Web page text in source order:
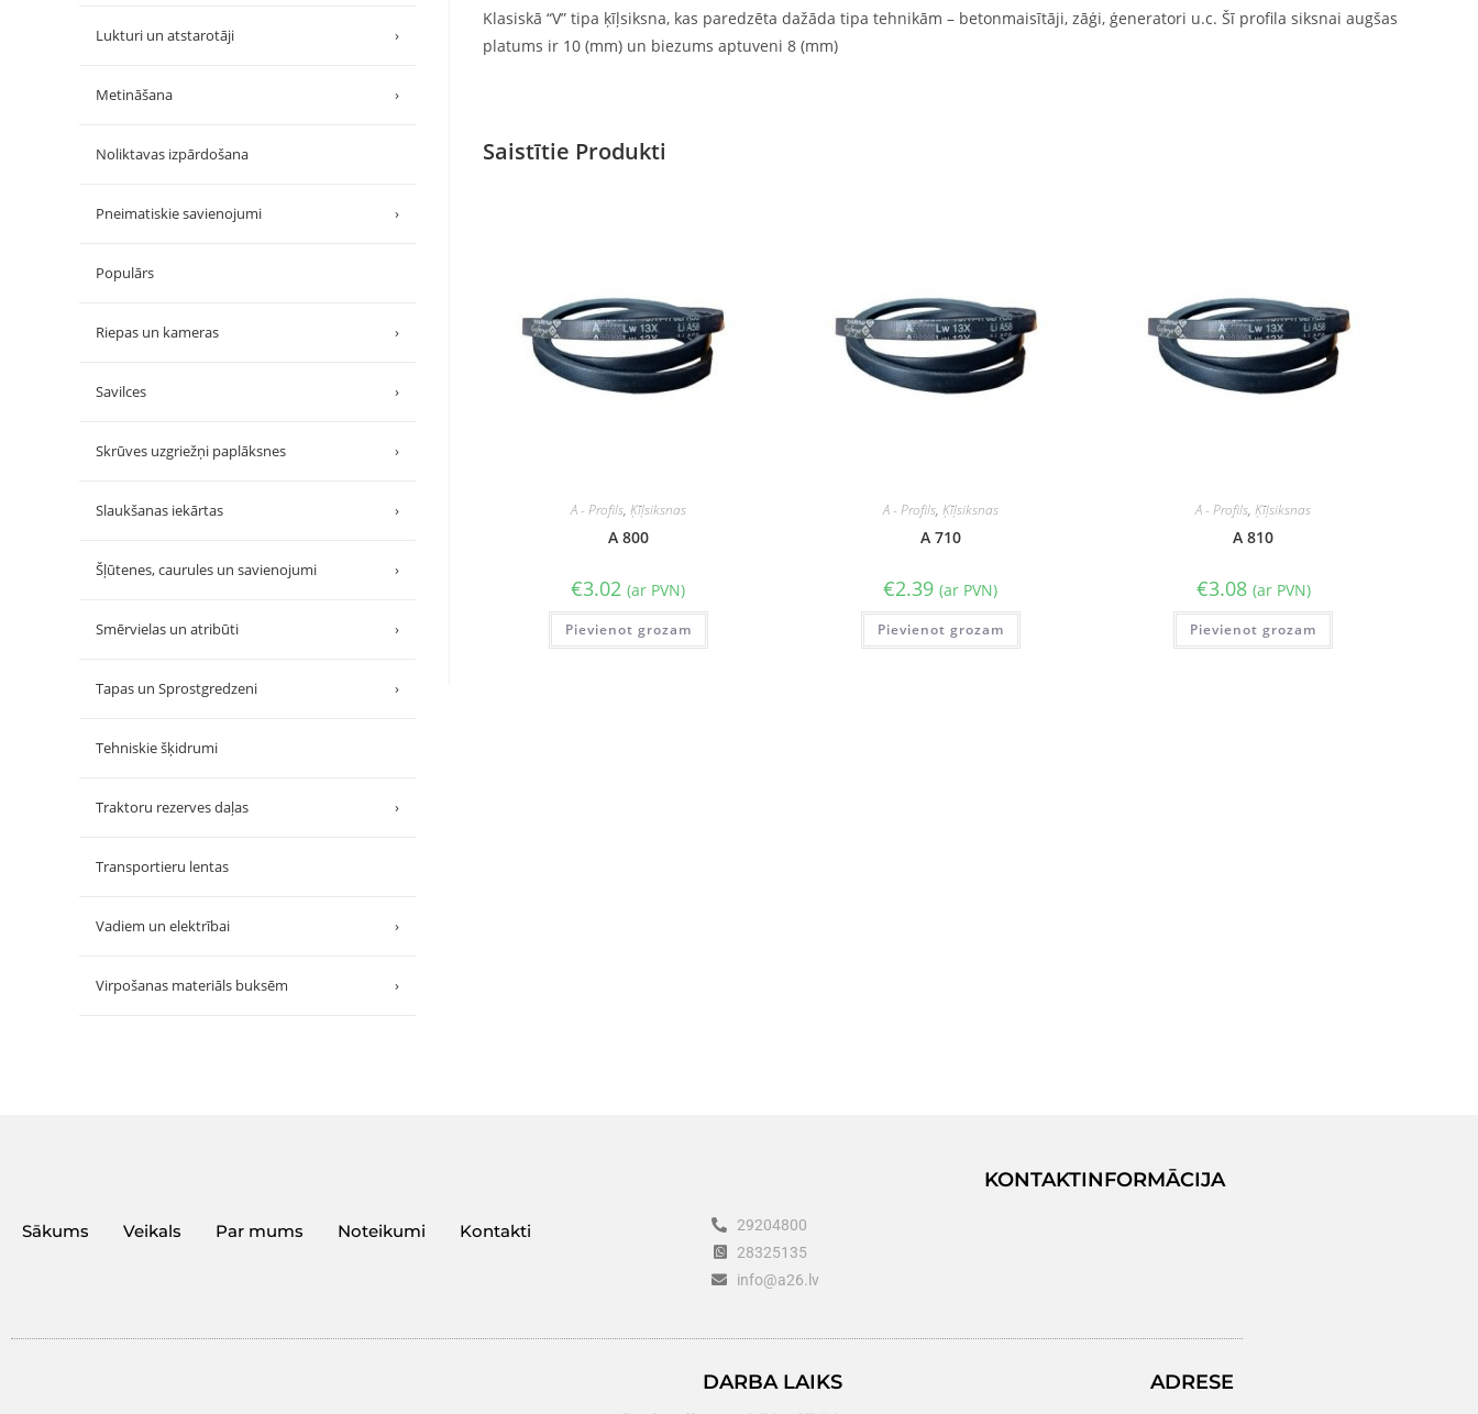
Klasiskā “V” tipa ķīļsiksna, kas paredzēta dažāda tipa tehnikām – betonmaisītāji, zāģi, ģeneratori u.c. Šī profila siksnai augšas
platums ir 10 (mm) un biezums aptuveni 8 (mm)
Saistītie Produkti
A - Profils, Ķīļsiksnas
A 800
€3.02 (ar PVN)
Pievienot grozam
A - Profils, Ķīļsiksnas
A 710
€2.39 (ar PVN)
Pievienot grozam
A - Profils,Ķīļsiksnas
A 810
€3.08 (ar PVN)
Pievienot grozam
Lukturi un atstarotāji ›
Metināšana ›
Noliktavas izpārdošana
Pneimatiskie savienojumi ›
Populārs
Riepas un kameras ›
Savilces ›
Skrūves uzgriežņi paplāksnes ›
Slaukšanas iekārtas ›
Šļūtenes, caurules un savienojumi ›
Smērvielas un atribūti ›
Tapas un Sprostgredzeni ›
Tehniskie šķidrumi
Traktoru rezerves daļas ›
Transportieru lentas
Vadiem un elektrībai ›
Virpošanas materiāls buksēm ›
Sākums Veikals Par mums Noteikumi Kontakti
KONTAKTINFORMĀCIJA
29204800
28325135
info@a26.lv
DARBA LAIKS ADRESE